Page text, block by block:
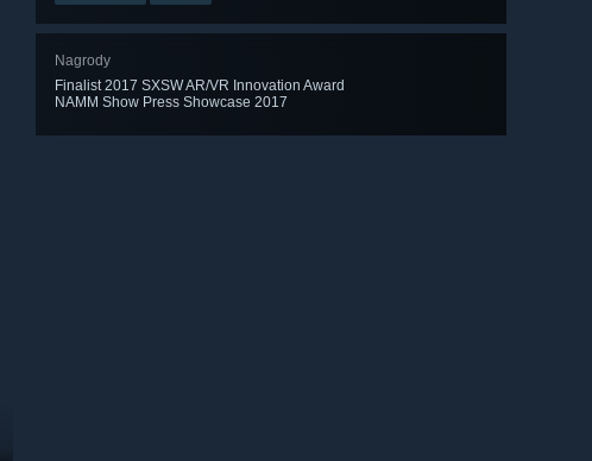
Nagrody
Finalist 2017 SXSW AR/VR Innovation Award
NAMM Show Press Showcase 2017